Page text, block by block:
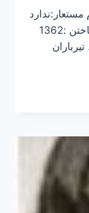
مستعار:ندارد
محل تولد :؟ تاریخ تولد : ؟ تاریخ جانباختن :1362